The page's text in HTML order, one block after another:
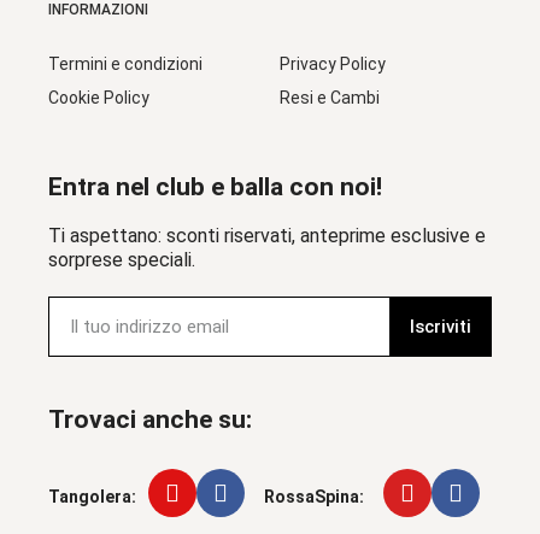
INFORMAZIONI
Termini e condizioni
Cookie Policy
Privacy Policy
Resi e Cambi
Entra nel club e balla con noi!
Ti aspettano: sconti riservati, anteprime esclusive e
sorprese speciali.
Iscriviti
Trovaci anche su:
Tangolera: RossaSpina: